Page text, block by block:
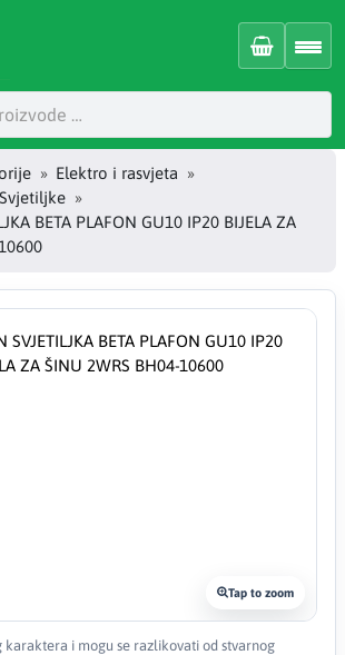
Elektro i rasvjeta
Svjetiljke
BETA PLAFON GU10 IP20 BIJELA ZA
Tap to zoom
karaktera i mogu se razlikovati od stvarnog